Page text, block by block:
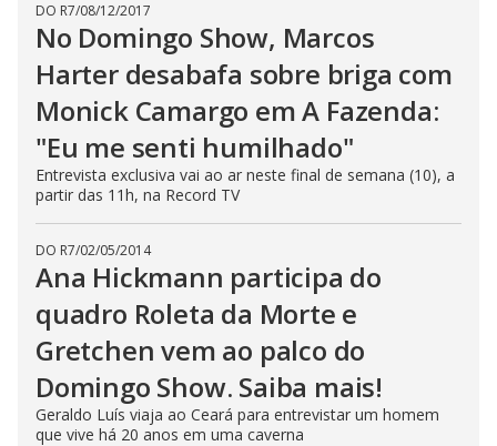
DO R7/08/12/2017
No Domingo Show, Marcos
Harter desabafa sobre briga com
Monick Camargo em A Fazenda:
"Eu me senti humilhado"
Entrevista exclusiva vai ao ar neste final de semana (10), a
partir das 11h, na Record TV
DO R7/02/05/2014
Ana Hickmann participa do
quadro Roleta da Morte e
Gretchen vem ao palco do
Domingo Show. Saiba mais!
Geraldo Luís viaja ao Ceará para entrevistar um homem
que vive há 20 anos em uma caverna